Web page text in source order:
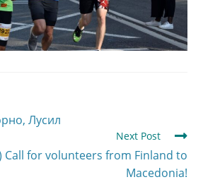
Лусил
Next Post
Call for volunteers from Finland to
Macedonia!